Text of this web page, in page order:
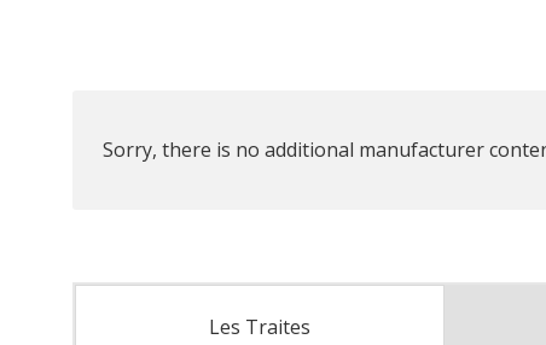
Sorry, there is no additional manufacturer
Les Traites